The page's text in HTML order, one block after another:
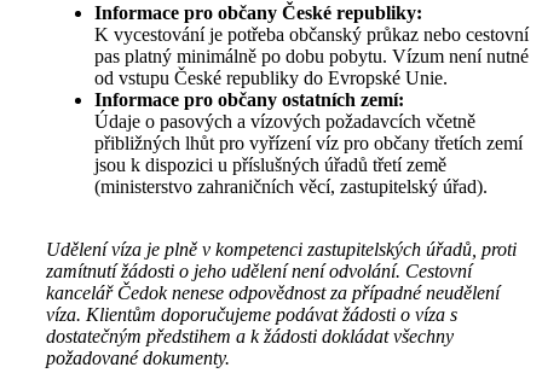
Informace pro občany České republiky:
K vycestování je potřeba občanský průkaz nebo cestovní
pas platný minimálně po dobu pobytu. Vízum není nutné
od vstupu České republiky do Evropské Unie.
Informace pro občany ostatních zemí:
Údaje o pasových a vízových požadavcích včetně
přibližných lhůt pro vyřízení víz pro občany třetích zemí
jsou k dispozici u příslušných úřadů třetí země
(ministerstvo zahraničních věcí, zastupitelský úřad).
Udělení víza je plně v kompetenci zastupitelských úřadů, proti
zamítnutí žádosti o jeho udělení není odvolání. Cestovní
kancelář Čedok nenese odpovědnost za případné neudělení
víza. Klientům doporučujeme podávat žádosti o víza s
dostatečným předstihem a k žádosti dokládat všechny
požadované dokumenty.